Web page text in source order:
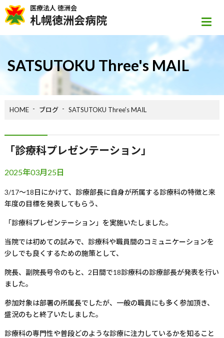
医療法人 徳洲会
札幌徳洲会病院
SATSUTOKU Three's MAIL
HOME ブログ SATSUTOKU Three's MAIL
「診療科プレゼンテーション」
2025年03月25日
3/17～18日にかけて、診療部長に自身が所属する診療科の特徴と来
年度の目標を発表してもらう、
「診療科プレゼンテーション」を実施いたしました。
当院では初めての試みで、診療科や職員間のコミュニケーションを
少しでも良くするための施策として、
院長、副院長号令のもと、 2日間で18診療科の診療部長が発表を行い
ました。
参加対象は部署の所属長でしたが、一般の職員にも多く参加頂き、
盛況のもと終了いたしました。
診療科の専門性や普段どのような診療に注力しているかを知ること